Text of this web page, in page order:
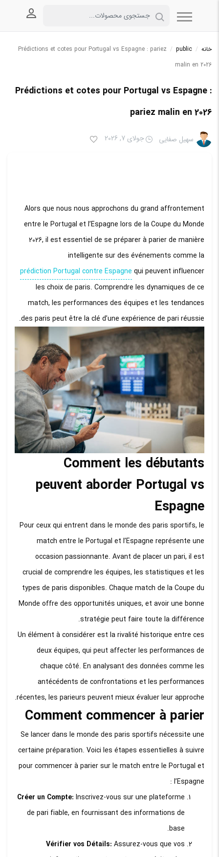
خانه /
public
/
Prédictions et cotes pour Portugal vs Espagne : pariez
malin en 2026
Prédictions et cotes pour Portugal vs Espagne :
pariez malin en 2026
سهیل صفایی جولای 7, 2026
Alors que nous nous approchons du grand affrontement
entre le Portugal et l’Espagne lors de la Coupe du Monde
2026, il est essentiel de se préparer à parier de manière
intelligente sur des événements comme la
prédiction Portugal contre Espagne qui peuvent influencer
les choix de paris. Comprendre les dynamiques de ce
match, les performances des équipes et les tendances
des paris peut être la clé d’une expérience de pari réussie.
Comment les débutants
peuvent aborder Portugal vs
Espagne
Pour ceux qui entrent dans le monde des paris sportifs, le
match entre le Portugal et l’Espagne représente une
occasion passionnante. Avant de placer un pari, il est
crucial de comprendre les équipes, les statistiques et les
types de paris disponibles. Chaque match de la Coupe du
Monde offre des opportunités uniques, et avoir une bonne
stratégie peut faire toute la différence.
Un élément à considérer est la rivalité historique entre ces
deux équipes, qui peut affecter les performances de
chaque côté. En analysant des données comme les
antécédents de confrontations et les performances
récentes, les parieurs peuvent mieux évaluer leur approche.
Comment commencer à parier
Se lancer dans le monde des paris sportifs nécessite une
certaine préparation. Voici les étapes essentielles à suivre
pour commencer à parier sur le match entre le Portugal et
l’Espagne :
Créer un Compte: Inscrivez-vous sur une plateforme
de pari fiable, en fournissant des informations de
base.
Vérifier vos Détails: Assurez-vous que vos